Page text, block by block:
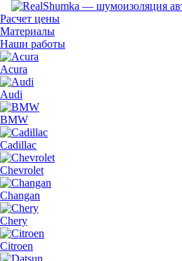
Расчет цены
Материалы
Наши работы
Acura
Audi
BMW
Cadillac
Chevrolet
Changan
Chery
Citroen